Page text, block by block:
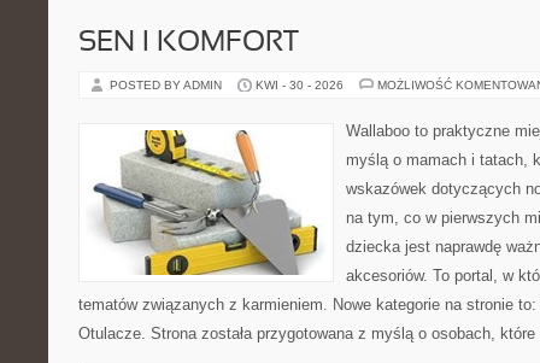
SEN I KOMFORT
POSTED BY ADMIN KWI - 30 - 2026 MOŻLIWOŚĆ
Wallaboo to praktyczne
myślą o mamach i tatach,
wskazówek dotyczących
na tym, co w pierwszych
dziecka jest naprawdę
akcesoriów. To portal, w
tematów związanych z karmieniem. Nowe kategorie na stronie
Otulacze. Strona została przygotowana z myślą o osobach,